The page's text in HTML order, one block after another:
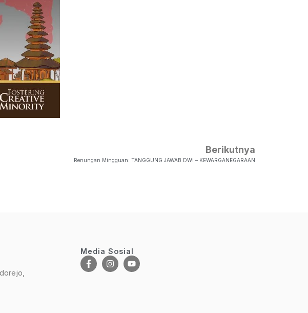
Berikutnya
Renungan Mingguan: TANGGUNG JAWAB DWI – KEWARGANEGARAAN
Media Sosial